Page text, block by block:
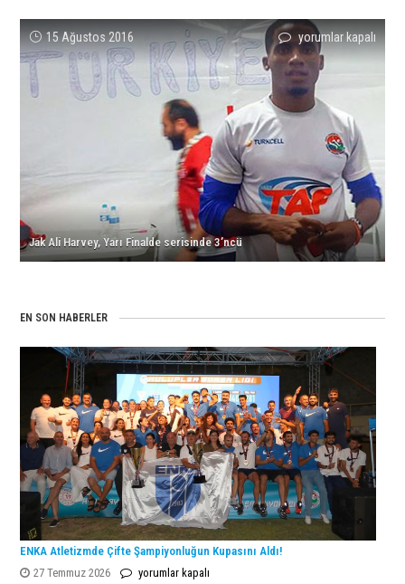
15 Ağustos 2016
Jak
Ali
Harvey,
Yarı
serisinde
3’ncü
için
yorumlar kapalı
Jak Ali Harvey, Yarı Finalde serisinde 3’ncü
YASEMİN
CAN
5000M’DE
AVRUPA
3NCÜSÜ
yorumlar kapalı
Evin
Demir’den
U23
Türkiye
Rekoru!
yorumlar kapalı
Timur
Er’den
Türkiye
rekoru!
yorumlar kapalı
Tuğba
Danışmaz’dan
Türkiye
Rekoru!
yorumlar kapalı
Sporcumuz
Yaren
Yıldırım’dan
Salon
Rekoru!
için
yorumlar kapalı
EN SON HABERLER
ENKA Atletizmde Çifte Şampiyonluğun Kupasını Aldı!
27 Temmuz 2026
ENKA
yorumlar kapalı